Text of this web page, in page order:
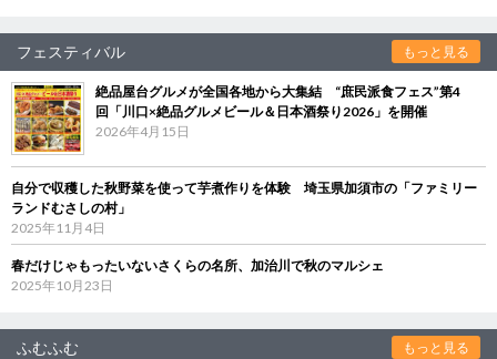
フェスティバル もっと見る
絶品屋台グルメが全国各地から大集結 “庶民派食フェス”第4
回「川口×絶品グルメビール＆日本酒祭り2026」を開催
2026年4月15日
自分で収穫した秋野菜を使って芋煮作りを体験 埼玉県加須市の「ファミリー
ランドむさしの村」
2025年11月4日
春だけじゃもったいないさくらの名所、加治川で秋のマルシェ
2025年10月23日
ふむふむ もっと見る